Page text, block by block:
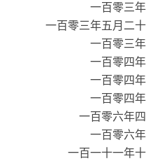
一百零三
一百零三年五月二
一百零三
一百零四
一百零四
一百零四
一百零六年
一百零六
一百一十一年